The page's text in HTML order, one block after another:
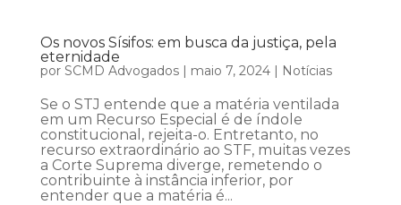
Os novos Sísifos: em busca da justiça, pela
eternidade
por SCMD Advogados| maio 7, 2024| Notícias
Se o STJ entende que a matéria ventilada
em um Recurso Especial é de índole
constitucional, rejeita-o. Entretanto, no
recurso extraordinário ao STF, muitas vezes
a Corte Suprema diverge, remetendo o
contribuinte à instância inferior, por
entender que a matéria é...